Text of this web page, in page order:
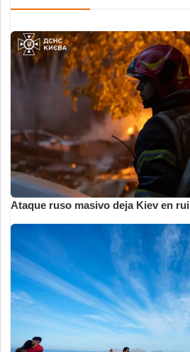
Ataque ruso masivo deja Kiev en